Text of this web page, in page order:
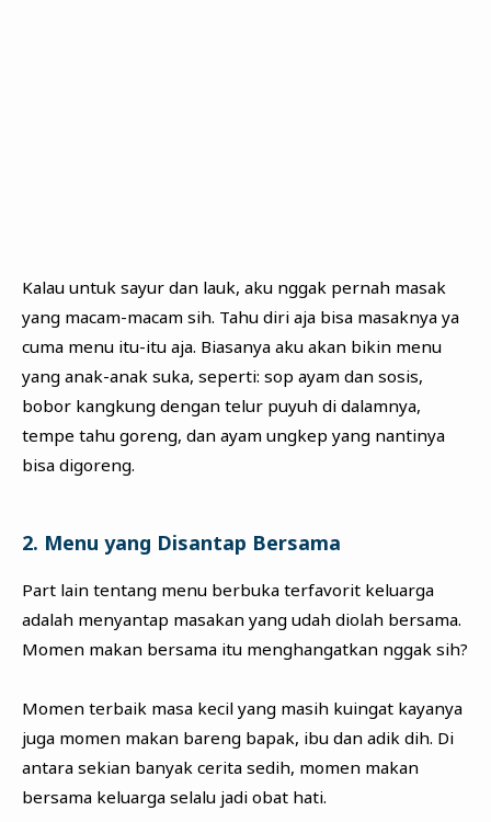
Kalau untuk sayur dan lauk, aku nggak pernah masak
yang macam-macam sih. Tahu diri aja bisa masaknya ya
cuma menu itu-itu aja. Biasanya aku akan bikin menu
yang anak-anak suka, seperti: sop ayam dan sosis,
bobor kangkung dengan telur puyuh di dalamnya,
tempe tahu goreng, dan ayam ungkep yang nantinya
bisa digoreng.
2. Menu yang Disantap Bersama
Part lain tentang menu berbuka terfavorit keluarga
adalah menyantap masakan yang udah diolah bersama.
Momen makan bersama itu menghangatkan nggak sih?
Momen terbaik masa kecil yang masih kuingat kayanya
juga momen makan bareng bapak, ibu dan adik dih. Di
antara sekian banyak cerita sedih, momen makan
bersama keluarga selalu jadi obat hati.